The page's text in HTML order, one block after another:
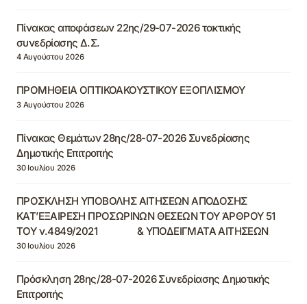
Πίνακας αποφάσεων 22ης/29-07-2026 τακτικής
συνεδρίασης Δ.Σ.
4 Αυγούστου 2026
ΠΡΟΜΗΘΕΙΑ ΟΠΤΙΚΟΑΚΟΥΣΤΙΚΟΥ ΕΞΟΠΛΙΣΜΟΥ
3 Αυγούστου 2026
Πίνακας Θεμάτων 28ης/28-07-2026 Συνεδρίασης
Δημοτικής Επιτροπής
30 Ιουλίου 2026
ΠΡΟΣΚΛΗΣΗ ΥΠΟΒΟΛΗΣ ΑΙΤΗΣΕΩΝ ΑΠΟΔΟΣΗΣ
ΚΑΤ’ΕΞΑΙΡΕΣΗ ΠΡΟΣΩΡΙΝΩΝ ΘΕΣΕΩΝ ΤΟΥ ΆΡΘΡΟΥ 51
ΤΟΥ ν.4849/2021 & ΥΠΟΔΕΙΓΜΑΤΑ ΑΙΤΗΣΕΩΝ
30 Ιουλίου 2026
Πρόσκληση 28ης/28-07-2026 Συνεδρίασης Δημοτικής
Επιτροπής